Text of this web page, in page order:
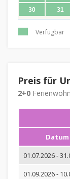
30
31
Verfügbar
Preis für
2+0
Datum
01.07.2026 -
01.09.2026 -